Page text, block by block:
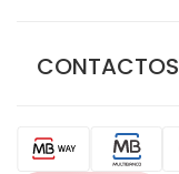
CONTACTOS